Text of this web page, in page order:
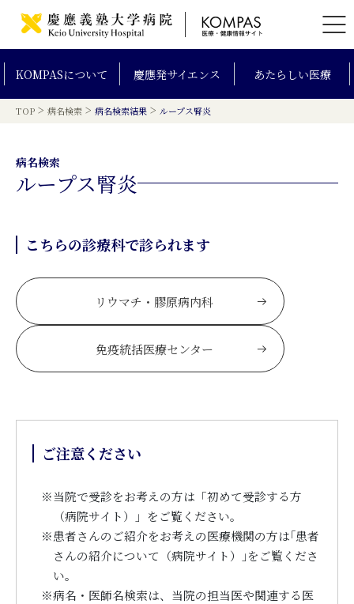
KOMPASについて 慶應発サイエンス あたらしい医療
TOP > 病名検索 > 病名検索結果 > ループス腎炎
病名検索
ループス腎炎
こちらの診療科で診られます
リウマチ・膠原病内科
免疫統括医療センター
ご注意ください
※当院で受診をお考えの方は「初めて受診する方
（病院サイト）」をご覧ください。
※患者さんのご紹介をお考えの医療機関の方は｢患者
さんの紹介について（病院サイト）｣をご覧くださ
い。
※病名・医師名検索は、当院の担当医や関連する医